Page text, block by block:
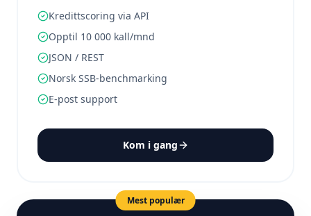
Kredittscoring via API
Opptil 10 000 kall/mnd
JSON / REST
Norsk SSB-benchmarking
E-post support
Kom i gang
Mest populær